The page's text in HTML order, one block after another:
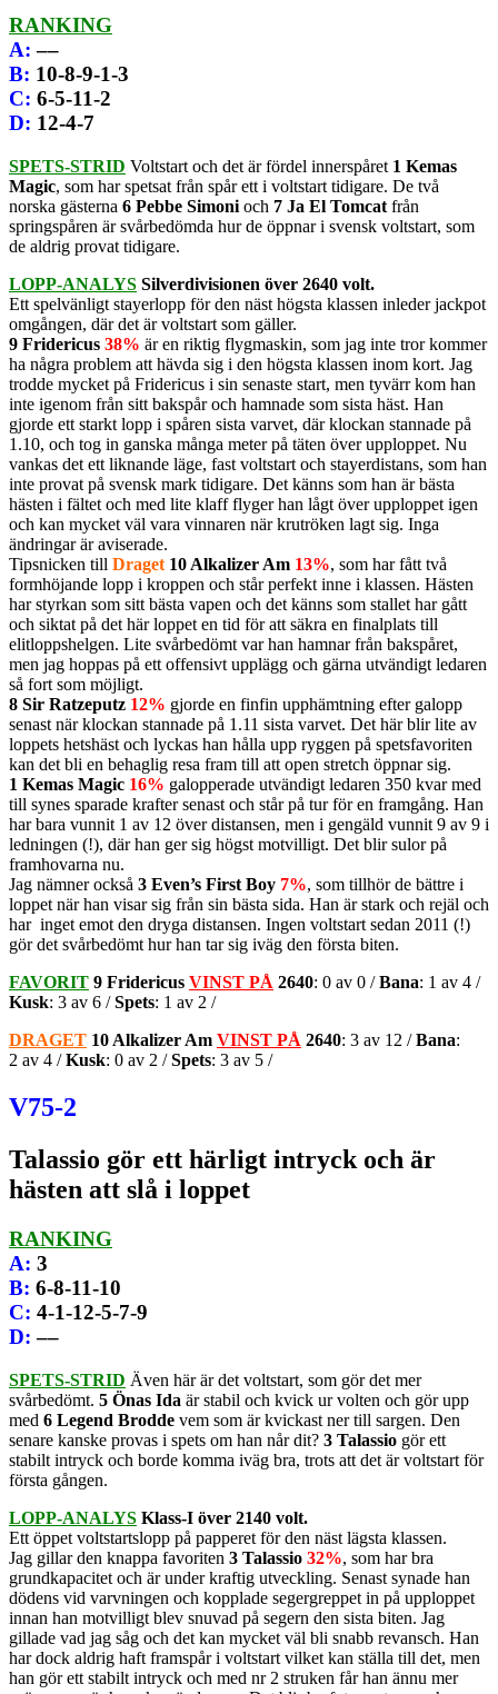
RANKING
A:––
B: 10-8-9-1-3
C: 6-5-11-2
D: 12-4-7
SPETS-STRID Voltstart och det är fördel innerspåret 1 Kemas
Magic, som har spetsat från spår ett i voltstart tidigare. De två
norska gästerna 6 Pebbe Simoni och 7 Ja El Tomcat från
springspåren är svårbedömda hur de öppnar i svensk voltstart, som
de aldrig provat tidigare.
LOPP-ANALYS Silverdivisionen över 2640 volt.
Ett spelvänligt stayerlopp för den näst högsta klassen inleder jackpot
omgången, där det är voltstart som gäller.
9 Fridericus 38% är en riktig flygmaskin, som jag inte tror kommer
ha några problem att hävda sig i den högsta klassen inom kort. Jag
trodde mycket på Fridericus i sin senaste start, men tyvärr kom han
inte igenom från sitt bakspår och hamnade som sista häst. Han
gjorde ett starkt lopp i spåren sista varvet, där klockan stannade på
1.10, och tog in ganska många meter på täten över upploppet. Nu
vankas det ett liknande läge, fast voltstart och stayerdistans, som han
inte provat på svensk mark tidigare. Det känns som han är bästa
hästen i fältet och med lite klaff flyger han lågt över upploppet igen
och kan mycket väl vara vinnaren när krutröken lagt sig. Inga
ändringar är aviserade.
Tipsnicken till Draget 10 Alkalizer Am 13%, som har fått två
formhöjande lopp i kroppen och står perfekt inne i klassen. Hästen
har styrkan som sitt bästa vapen och det känns som stallet har gått
och siktat på det här loppet en tid för att säkra en finalplats till
elitloppshelgen. Lite svårbedömt var han hamnar från bakspåret,
men jag hoppas på ett offensivt upplägg och gärna utvändigt ledaren
så fort som möjligt.
8 Sir Ratzeputz 12% gjorde en finfin upphämtning efter galopp
senast när klockan stannade på 1.11 sista varvet. Det här blir lite av
loppets hetshäst och lyckas han hålla upp ryggen på spetsfavoriten
kan det bli en behaglig resa fram till att open stretch öppnar sig.
1 Kemas Magic 16% galopperade utvändigt ledaren 350 kvar med
till synes sparade krafter senast och står på tur för en framgång. Han
har bara vunnit 1 av 12 över distansen, men i gengäld vunnit 9 av 9 i
ledningen (!), där han ger sig högst motvilligt. Det blir sulor på
framhovarna nu.
Jag nämner också 3 Even’s First Boy 7%, som tillhör de bättre i
loppet när han visar sig från sin bästa sida. Han är stark och rejäl och
har inget emot den dryga distansen. Ingen voltstart sedan 2011 (!)
gör det svårbedömt hur han tar sig iväg den första biten.
FAVORIT 9 Fridericus VINST PÅ 2640: 0 av 0 /Bana: 1 av 4 /
Kusk: 3 av 6 /Spets: 1 av 2 /
DRAGET 10 Alkalizer Am VINST PÅ 2640: 3 av 12 /Bana:
2 av 4 /Kusk: 0 av 2 /Spets: 3 av 5 /
V75-2
Talassio gör ett härligt intryck och är
hästen att slå i loppet
RANKING
A: 3
B: 6-8-11-10
C: 4-1-12-5-7-9
D: ––
SPETS-STRID Även här är det voltstart, som gör det mer
svårbedömt. 5 Önas Ida är stabil och kvick ur volten och gör upp
med 6 Legend Brodde vem som är kvickast ner till sargen. Den
senare kanske provas i spets om han når dit? 3 Talassio gör ett
stabilt intryck och borde komma iväg bra, trots att det är voltstart för
första gången.
LOPP-ANALYS Klass-I över 2140 volt.
Ett öppet voltstartslopp på papperet för den näst lägsta klassen.
Jag gillar den knappa favoriten 3 Talassio 32%, som har bra
grundkapacitet och är under kraftig utveckling. Senast synade han
dödens vid varvningen och kopplade segergreppet in på upploppet
innan han motvilligt blev snuvad på segern den sista biten. Jag
gillade vad jag såg och det kan mycket väl bli snabb revansch. Han
har dock aldrig haft framspår i voltstart vilket kan ställa till det, men
han gör ett stabilt intryck och med nr 2 struken får han ännu mer